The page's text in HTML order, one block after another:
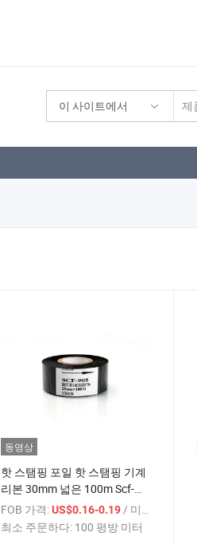
이 사이트에서
동영상
핫 스탬핑 포일 핫 스탬핑 기계
리본 30mm 넓은 100m Scf-
905 인쇄용 코딩 리본
FOB 가격: US$0.16-0.19/ 미터
최소 주문하다: 100 평방 미터